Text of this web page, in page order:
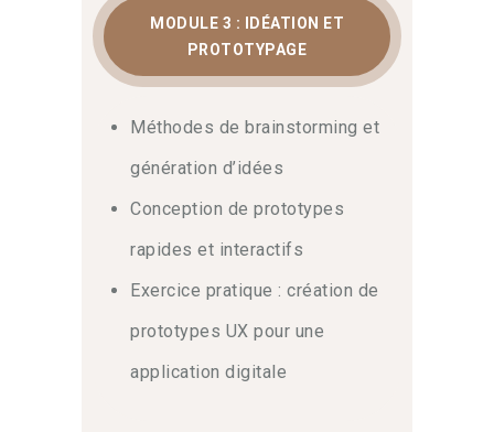
MODULE 3 : IDÉATION ET
PROTOTYPAGE
Méthodes de brainstorming et
génération d’idées
Conception de prototypes
rapides et interactifs
Exercice pratique : création de
prototypes UX pour une
application digitale